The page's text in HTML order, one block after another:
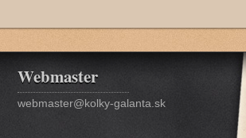
Webmaster
webmaster@kolky-galanta.sk